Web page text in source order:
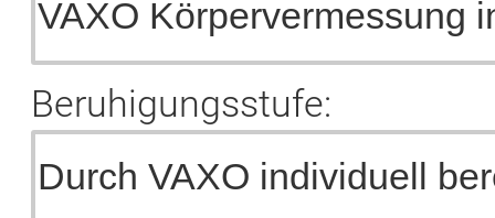
Beruhigungsstufe: